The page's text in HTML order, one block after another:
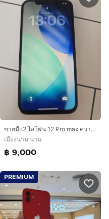
ขายมือ2 ไอโฟน 12 Pro max ความจุ 128 Gb สภาพดี
เมืองน่าน น่าน
฿ 9,000
PREMIUM